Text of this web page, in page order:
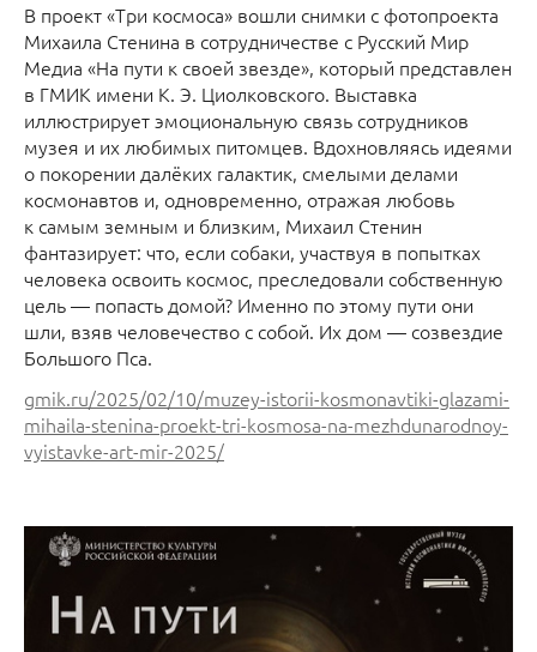
В проект «Три космоса» вошли снимки с фотопроекта
Михаила Стенина в сотрудничестве с Русский Мир
Медиа «На пути к своей звезде», который представлен
в ГМИК имени К. Э. Циолковского. Выставка
иллюстрирует эмоциональную связь сотрудников
музея и их любимых питомцев. Вдохновляясь идеями
о покорении далёких галактик, смелыми делами
космонавтов и, одновременно, отражая любовь
к самым земным и близким, Михаил Стенин
фантазирует: что, если собаки, участвуя в попытках
человека освоить космос, преследовали собственную
цель — попасть домой? Именно по этому пути они
шли, взяв человечество с собой. Их дом — созвездие
Большого Пса.
gmik.ru/2025/02/10/muzey-istorii-kosmonavtiki-glazami-
mihaila-stenina-proekt-tri-kosmosa-na-mezhdunarodnoy-
vyistavke-art-mir-2025/